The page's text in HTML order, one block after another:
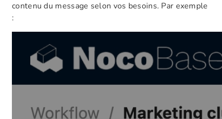
contenu du message selon vos besoins. Par exemple
: